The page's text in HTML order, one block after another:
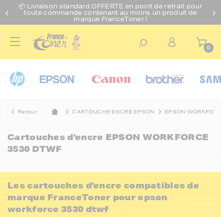
📦 Livraison standard OFFERTE en point de retrait pour
toute commande contenant au moins un produit de
marque FranceToner !
0
Retour CARTOUCHE ENCRE EPSON EPSON
Cartouches d'encre EPSON WORKFORCE
3530 DTWF
Les cartouches d'encre compatibles de
marque FranceToner pour epson
workforce 3530 dtwf